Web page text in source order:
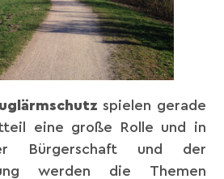
spielen gerade
eine große Rolle und in
Bürgerschaft und der
werden die Themen